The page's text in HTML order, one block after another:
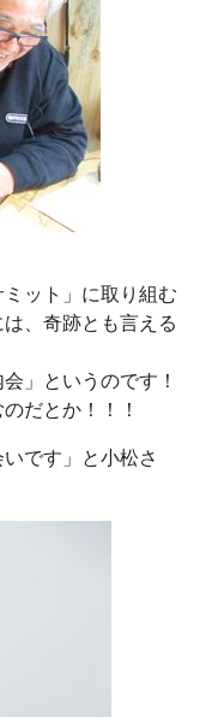
ット」に取り組む
、奇跡とも言える
」というのです！
だとか！！！
です」と小松さ